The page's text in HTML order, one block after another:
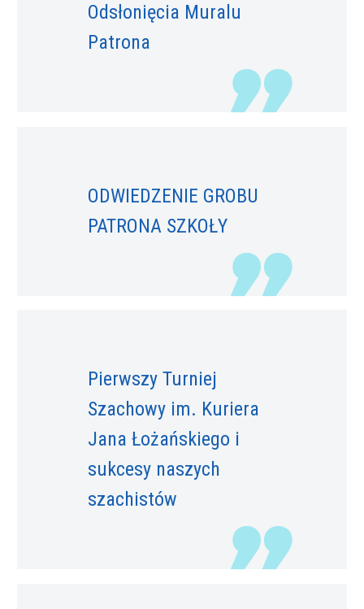
Odsłonięcia Muralu
Patrona
ODWIEDZENIE GROBU
PATRONA SZKOŁY
Pierwszy Turniej
Szachowy im. Kuriera
Jana Łożańskiego i
sukcesy naszych
szachistów